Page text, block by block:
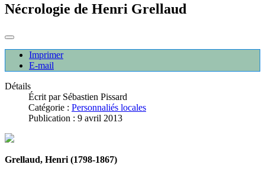
Nécrologie de Henri Grellaud
Imprimer
E-mail
Détails
Écrit par Sébastien Pissard
Catégorie : Personnaliés locales
Publication : 9 avril 2013
Grellaud, Henri (1798-1867)